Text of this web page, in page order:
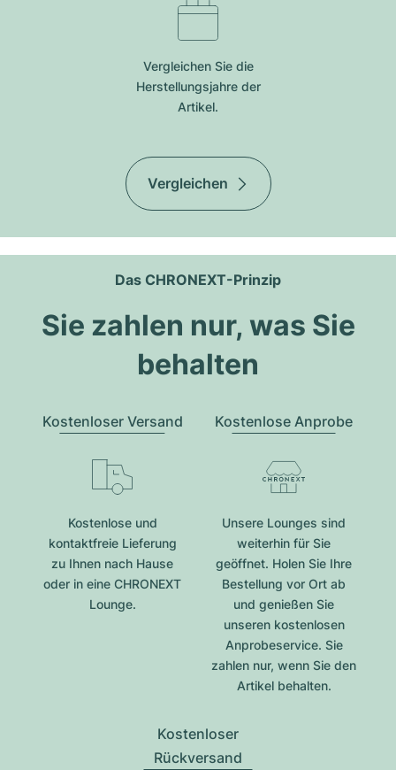
Vergleichen Sie die
Herstellungsjahre der
Artikel.
Vergleichen
Das CHRONEXT-Prinzip
Sie zahlen nur, was Sie
behalten
Kostenloser Versand
Kostenlose und
kontaktfreie Lieferung
zu Ihnen nach Hause
oder in eine CHRONEXT
Lounge.
Kostenlose Anprobe
Unsere Lounges sind
weiterhin für Sie
geöffnet. Holen Sie Ihre
Bestellung vor Ort ab
und genießen Sie
unseren kostenlosen
Anprobeservice. Sie
zahlen nur, wenn Sie den
Artikel behalten.
Kostenloser
Rückversand